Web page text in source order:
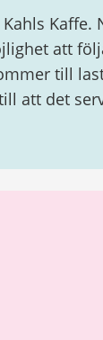
Kaffe.
att
till
att det